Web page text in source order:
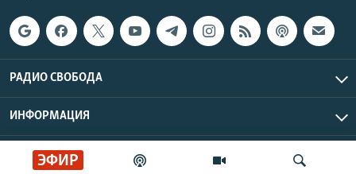
ЭФИР
РАДИО СВОБОДА
ИНФОРМАЦИЯ
Радио Свобода © 2026 RFE/RL, Inc. | Все права защищены.